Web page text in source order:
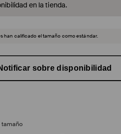
en la tienda.
han calificado el tamaño como estándar.
sobre disponibilidad